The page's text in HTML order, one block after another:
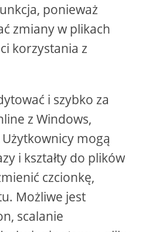
ponieważ
zmiany w plikach
korzystania z
i szybko za
z Windows,
mogą
i kształty do plików
czcionkę,
Możliwe jest
scalanie